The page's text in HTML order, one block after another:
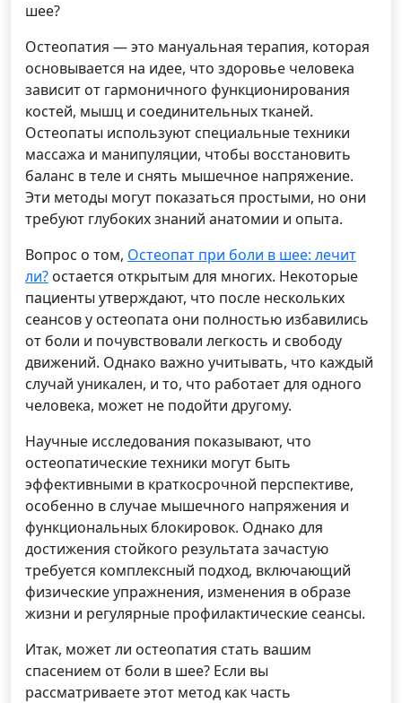
шее?
Остеопатия — это мануальная терапия, которая
основывается на идее, что здоровье человека
зависит от гармоничного функционирования
костей, мышц и соединительных тканей.
Остеопаты используют специальные техники
массажа и манипуляции, чтобы восстановить
баланс в теле и снять мышечное напряжение.
Эти методы могут показаться простыми, но они
требуют глубоких знаний анатомии и опыта.
Вопрос о том, Остеопат при боли в шее: лечит
ли? остается открытым для многих. Некоторые
пациенты утверждают, что после нескольких
сеансов у остеопата они полностью избавились
от боли и почувствовали легкость и свободу
движений. Однако важно учитывать, что каждый
случай уникален, и то, что работает для одного
человека, может не подойти другому.
Научные исследования показывают, что
остеопатические техники могут быть
эффективными в краткосрочной перспективе,
особенно в случае мышечного напряжения и
функциональных блокировок. Однако для
достижения стойкого результата зачастую
требуется комплексный подход, включающий
физические упражнения, изменения в образе
жизни и регулярные профилактические сеансы.
Итак, может ли остеопатия стать вашим
спасением от боли в шее? Если вы
рассматриваете этот метод как часть